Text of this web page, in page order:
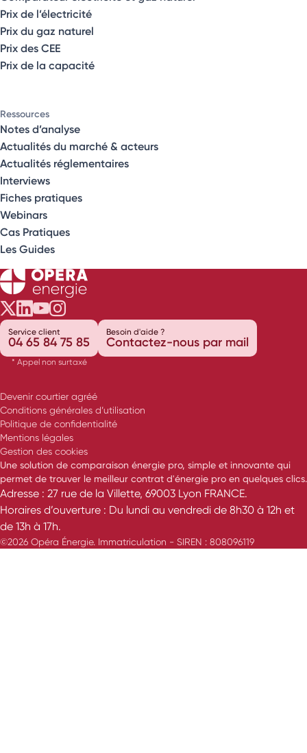
Prix de l’électricité
Prix du gaz naturel
Prix des CEE
Prix de la capacité
Ressources
Notes d’analyse
Actualités du marché & acteurs
Actualités réglementaires
Interviews
Fiches pratiques
Webinars
Cas Pratiques
Les Guides
Opéra Énergie sur Twitter
Opéra Énergie sur LinkedIn
Opéra Énergie sur Youtube
Opéra Énergie sur Instagram
Service client
04 65 84 75 85
* Appel non surtaxé
Besoin d'aide ?
Contactez-nous par mail
Devenir courtier agréé
Conditions générales d’utilisation
Politique de confidentialité
Mentions légales
Gestion des cookies
Une solution de comparaison énergie pro, simple et innovante qui
permet de trouver le meilleur contrat d'énergie pro en quelques clics.
Adresse : 27 rue de la Villette, 69003 Lyon FRANCE.
Horaires d’ouverture : Du lundi au vendredi de 8h30 à 12h et
de 13h à 17h.
©2026 Opéra Énergie. Immatriculation - SIREN : 808096119